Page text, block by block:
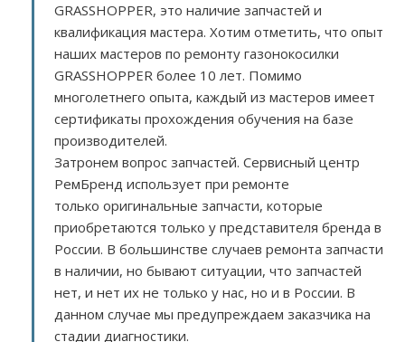
GRASSHOPPER, это наличие запчастей и
квалификация мастера. Хотим отметить, что опыт
наших мастеров по ремонту газонокосилки
GRASSHOPPER более 10 лет. Помимо
многолетнего опыта, каждый из мастеров имеет
сертификаты прохождения обучения на базе
производителей.
Затронем вопрос запчастей. Сервисный центр
РемБренд использует при ремонте
только оригинальные запчасти, которые
приобретаются только у представителя бренда в
России. В большинстве случаев ремонта запчасти
в наличии, но бывают ситуации, что запчастей
нет, и нет их не только у нас, но и в России. В
данном случае мы предупреждаем заказчика на
стадии диагностики.